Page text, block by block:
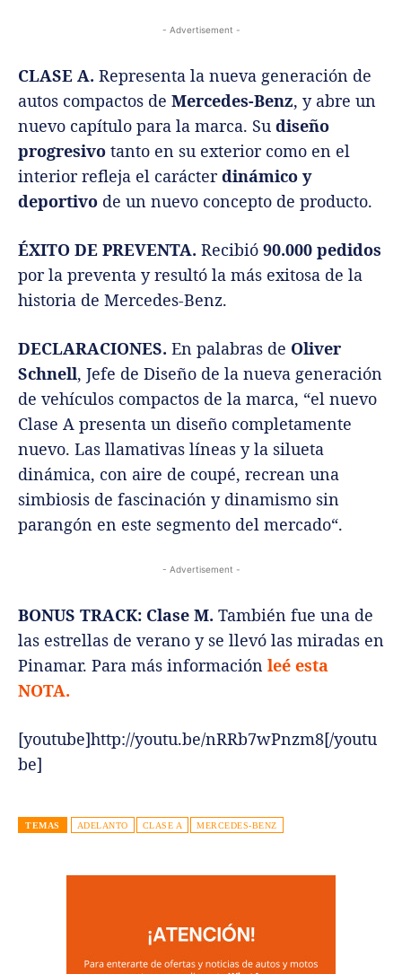
- Advertisement -
CLASE A. Representa la nueva generación de
autos compactos de Mercedes-Benz, y abre un
nuevo capítulo para la marca. Su diseño
progresivo tanto en su exterior como en el
interior refleja el carácterdinámico y
deportivo de un nuevo concepto de producto.
ÉXITO DE PREVENTA. Recibió 90.000 pedidos
por la preventa y resultó la más exitosa de la
historia de Mercedes-Benz.
DECLARACIONES. En palabras de Oliver
Schnell, Jefe de Diseño de la nueva generación
de vehículos compactos de la marca, “el nuevo
Clase A presenta un diseño completamente
nuevo. Las llamativas líneas y la silueta
dinámica, con aire de coupé, recrean una
simbiosis de fascinación y dinamismo sin
parangón en este segmento del mercado“.
- Advertisement -
BONUS TRACK: Clase M. También fue una de
las estrellas de verano y se llevó las miradas en
Pinamar. Para más información leé esta
NOTA.
[youtube]http://youtu.be/nRRb7wPnzm8[/youtu
be]
TEMAS ADELANTO CLASE A MERCEDES-BENZ